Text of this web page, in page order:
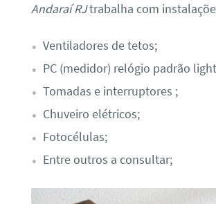
Andaraí RJtrabalha com
Ventiladores de tetos;
PC (medidor) relógio padrão
Tomadas e interruptores ;
Chuveiro elétricos;
Fotocélulas;
Entre outros a consultar;